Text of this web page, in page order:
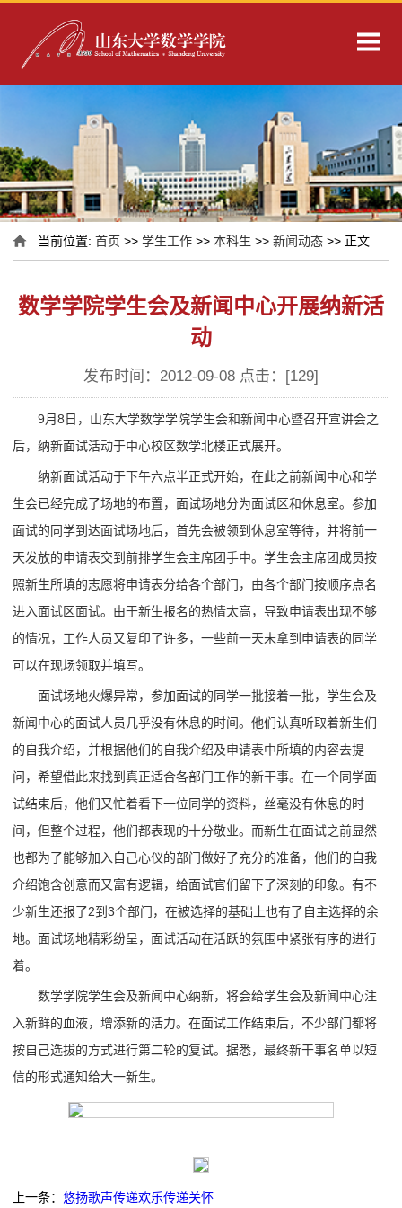
当前位置:首页 >>学生工作 >>本科生 >>新闻动态 >> 正文
数学学院学生会及新闻中心开展纳新活
动
发布时间：2012-09-08 点击：[129]
9月8日，山东大学数学学院学生会和新闻中心暨召开宣讲会之
后，纳新面试活动于中心校区数学北楼正式展开。
纳新面试活动于下午六点半正式开始，在此之前新闻中心和学
生会已经完成了场地的布置，面试场地分为面试区和休息室。参加
面试的同学到达面试场地后，首先会被领到休息室等待，并将前一
天发放的申请表交到前排学生会主席团手中。学生会主席团成员按
照新生所填的志愿将申请表分给各个部门，由各个部门按顺序点名
进入面试区面试。由于新生报名的热情太高，导致申请表出现不够
的情况，工作人员又复印了许多，一些前一天未拿到申请表的同学
可以在现场领取并填写。
面试场地火爆异常，参加面试的同学一批接着一批，学生会及
新闻中心的面试人员几乎没有休息的时间。他们认真听取着新生们
的自我介绍，并根据他们的自我介绍及申请表中所填的内容去提
问，希望借此来找到真正适合各部门工作的新干事。在一个同学面
试结束后，他们又忙着看下一位同学的资料，丝毫没有休息的时
间，但整个过程，他们都表现的十分敬业。而新生在面试之前显然
也都为了能够加入自己心仪的部门做好了充分的准备，他们的自我
介绍饱含创意而又富有逻辑，给面试官们留下了深刻的印象。有不
少新生还报了2到3个部门，在被选择的基础上也有了自主选择的余
地。面试场地精彩纷呈，面试活动在活跃的氛围中紧张有序的进行
着。
数学学院学生会及新闻中心纳新，将会给学生会及新闻中心注
入新鲜的血液，增添新的活力。在面试工作结束后，不少部门都将
按自己选拔的方式进行第二轮的复试。据悉，最终新干事名单以短
信的形式通知给大一新生。
上一条：悠扬歌声传递欢乐传递关怀